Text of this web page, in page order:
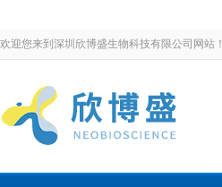
欢迎您来到深圳欣博盛生物科技有限公司网站！